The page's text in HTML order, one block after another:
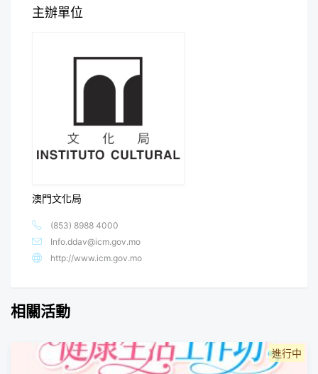
主辦單位
澳門文化局
(853) 8988 4000
Info.ddav@icm.gov.mo
http://www.icm.gov.mo
相關活動
進行中